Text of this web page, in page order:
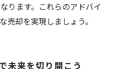
ります。これらのアドバイ
売却を実現しましょう。
未来を切り開こう